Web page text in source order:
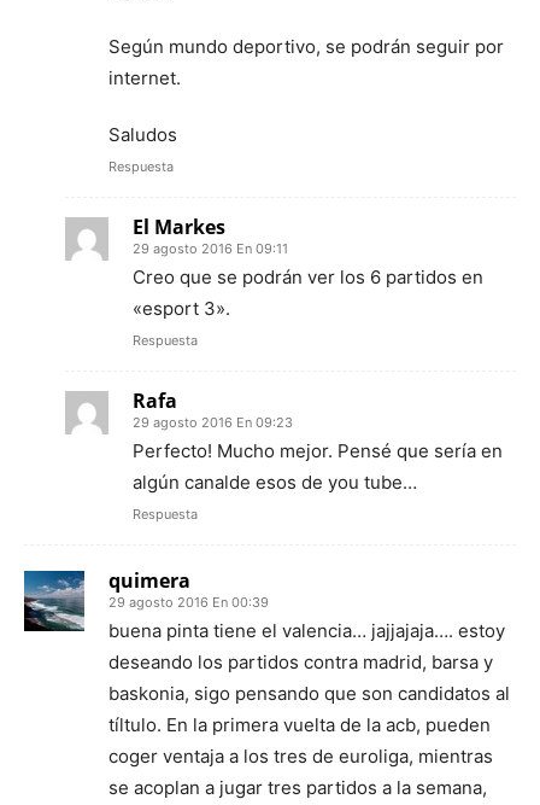
Según mundo deportivo, se podrán seguir por
internet.
Saludos
Respuesta
El Markes
29 agosto 2016 En 09:11
Creo que se podrán ver los 6 partidos en
«esport 3».
Respuesta
Rafa
29 agosto 2016 En 09:23
Perfecto! Mucho mejor. Pensé que sería en
algún canalde esos de you tube…
Respuesta
quimera
29 agosto 2016 En 00:39
buena pinta tiene el valencia… jajjajaja…. estoy
deseando los partidos contra madrid, barsa y
baskonia, sigo pensando que son candidatos al
tíltulo. En la primera vuelta de la acb, pueden
coger ventaja a los tres de euroliga, mientras
se acoplan a jugar tres partidos a la semana,